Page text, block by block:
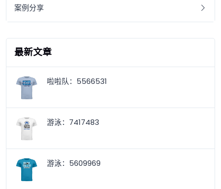
案例分享
最新文章
啦啦队：5566531
游泳：7417483
游泳：5609969